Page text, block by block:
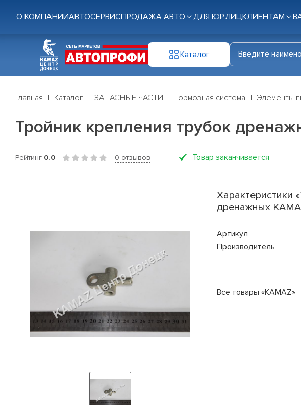
О КОМПАНИИАВТОСЕРВИСПРОДАЖА АВТО ДЛЯ ЮР.ЛИЦКЛИЕНТАМ
Каталог
Главная Каталог ЗАПАСНЫЕ ЧАСТИ Тормозная система Элементы
Тройник крепления трубок
Рейтинг 0.0 0 отзывов Товар заканчивается
Характеристики
дренажных
Артикул
Производитель
Все товары «KAMAZ»